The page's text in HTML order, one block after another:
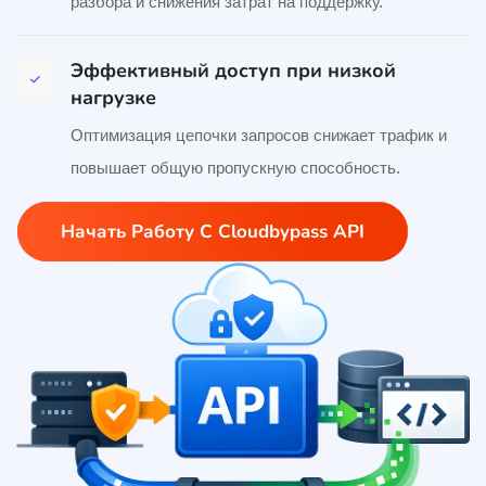
Эффективный доступ при низкой
нагрузке
Оптимизация цепочки запросов снижает трафик и
повышает общую пропускную способность.
Начать Работу С Cloudbypass API